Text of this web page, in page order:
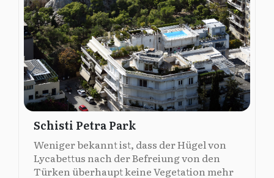
Schisti Petra Park
Weniger bekannt ist, dass der Hügel von
Lycabettus nach der Befreiung von den
Türken überhaupt keine Vegetation mehr